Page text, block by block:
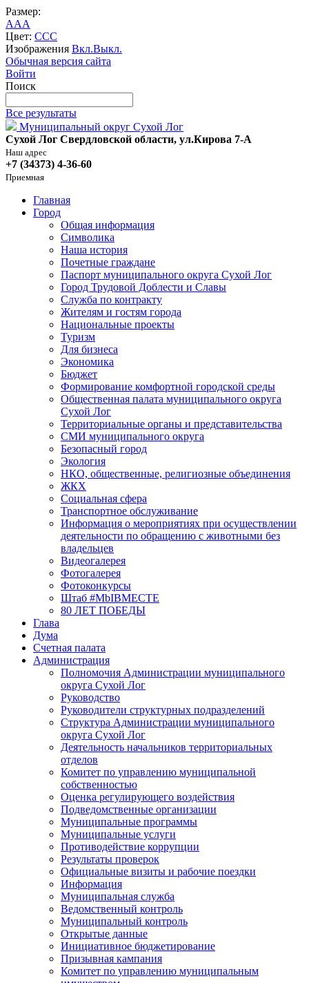
Размер:
AAA
Цвет: CCC
Изображения Вкл.Выкл.
Обычная версия сайта
Войти
Поиск
Все результаты
Муниципальный округ Сухой Лог
Сухой Лог Свердловской области, ул.Кирова 7-А
Наш адрес
+7 (34373) 4-36-60
Приемная
Главная
Город
Общая информация
Символика
Наша история
Почетные граждане
Паспорт муниципального округа Сухой Лог
Город Трудовой Доблести и Славы
Служба по контракту
Жителям и гостям города
Национальные проекты
Туризм
Для бизнеса
Экономика
Бюджет
Формирование комфортной городской среды
Общественная палата муниципального округа
Сухой Лог
Территориальные органы и представительства
СМИ муниципального округа
Безопасный город
Экология
НКО, общественные, религиозные объединения
ЖКХ
Социальная сфера
Транспортное обслуживание
Информация о мероприятиях при осуществлении
деятельности по обращению с животными без
владельцев
Видеогалерея
Фотогалерея
Фотоконкурсы
Штаб #MbIBMECTE
80 ЛЕТ ПОБЕДЫ
Глава
Дума
Счетная палата
Администрация
Полномочия Администрации муниципального
округа Сухой Лог
Руководство
Руководители структурных подразделений
Структура Администрации муниципального
округа Сухой Лог
Деятельность начальников территориальных
отделов
Комитет по управлению муниципальной
собственностью
Оценка регулирующего воздействия
Подведомственные организации
Муниципальные программы
Муниципальные услуги
Противодействие коррупции
Результаты проверок
Официальные визиты и рабочие поездки
Информация
Муниципальная служба
Ведомственный контроль
Муниципальный контроль
Открытые данные
Инициативное бюджетирование
Призывная кампания
Комитет по управлению муниципальным